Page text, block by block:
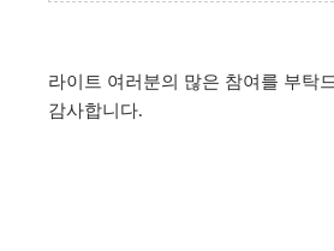
라이트 여러분의 많은 참여를 부탁
감사합니다.